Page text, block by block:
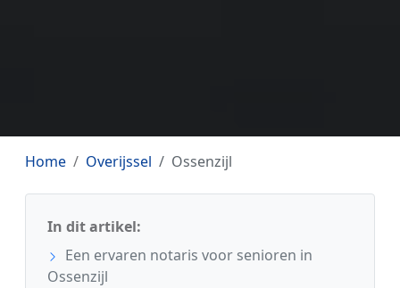
Home Overijssel Ossenzijl
In dit artikel:
Een ervaren notaris voor senioren in
Ossenzijl